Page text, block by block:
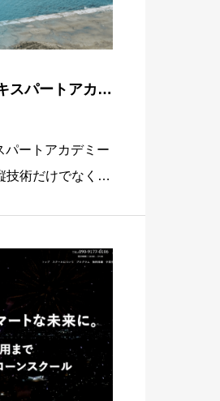
スパートアカデ
パートアカデミー
技術だけでなく、
ン技術を社会貢献
教育 […]